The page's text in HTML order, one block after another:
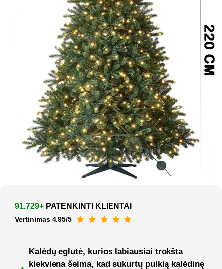
91.729+ PATENKINTI KLIENTAI
Vertinimas 4.95/5     
Kalėdų eglutė, kurios labiausiai trokšta
kiekviena šeima, kad sukurtų puikią kalėdinę